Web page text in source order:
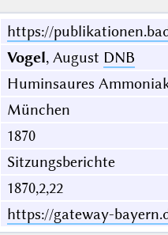
https://
Vogel, August DNB
Huminsaures
München
1870
Sitzungsberichte
1870,2,22
https://gateway-